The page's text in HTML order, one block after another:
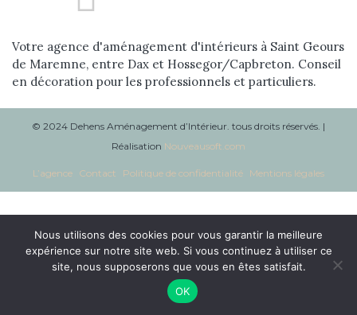
Contact
Votre agence d'aménagement d'intérieurs à Saint Geours
de Maremne, entre Dax et Hossegor/Capbreton. Conseil
en décoration pour les professionnels et particuliers.
© 2024 Dehens Aménagement d’Intérieur. tous droits réservés. |
Réalisation Nouveausoft.com
L’agence Contact Politique de confidentialité Mentions légales
Nous utilisons des cookies pour vous garantir la meilleure
expérience sur notre site web. Si vous continuez à utiliser ce
site, nous supposerons que vous en êtes satisfait.
OK